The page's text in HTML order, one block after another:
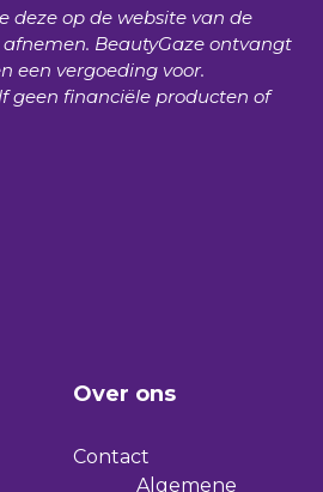
deze op de website van de
BeautyGaze ontvangt
een vergoeding voor.
geen financiële producten of
Over ons
Contact
Algemene